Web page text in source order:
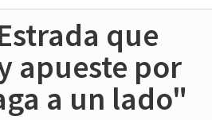
que
apueste por
a un lado"